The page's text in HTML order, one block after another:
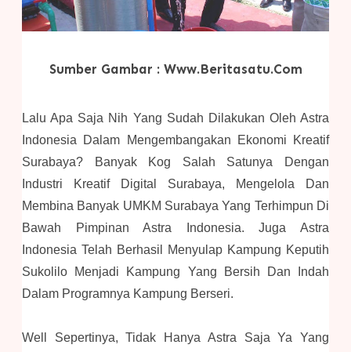
Sumber Gambar : Www.beritasatu.com
Lalu Apa Saja Nih Yang Sudah Dilakukan Oleh Astra
Indonesia Dalam Mengembangakan Ekonomi Kreatif
Surabaya? Banyak Kog Salah Satunya Dengan
Industri Kreatif Digital Surabaya, Mengelola Dan
Membina Banyak UMKM Surabaya Yang Terhimpun Di
Bawah Pimpinan Astra Indonesia. Juga Astra
Indonesia Telah Berhasil Menyulap Kampung Keputih
Sukolilo Menjadi Kampung Yang Bersih Dan Indah
Dalam Programnya Kampung Berseri.
Well Sepertinya, Tidak Hanya Astra Saja Ya Yang